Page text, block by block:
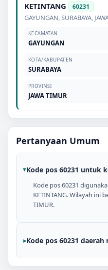
KETINTANG 60231
GAYUNGAN,SURABAYA,
KECAMATAN
GAYUNGAN
KOTA/KABUPATEN
SURABAYA
PROVINSI
JAWA TIMUR
Pertanyaan Umum
Kode pos 60231 untuk
Kode pos 60231
KETINTANG. Wilayah ini
TIMUR.
Kode pos 60231 daerah